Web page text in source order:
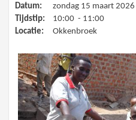
Datum:
zondag 15 maart 2026
Tijdstip:
10:00 - 11:00
Locatie:
Okkenbroek